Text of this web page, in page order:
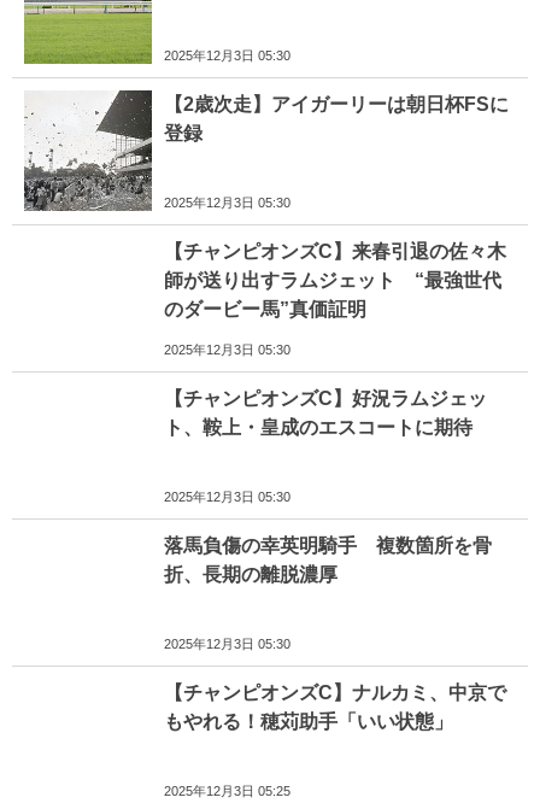
2025年12月3日 05:30
【2歳次走】アイガーリーは朝日杯FSに
登録
2025年12月3日 05:30
【チャンピオンズC】来春引退の佐々木
師が送り出すラムジェット “最強世代
のダービー馬”真価証明
2025年12月3日 05:30
【チャンピオンズC】好況ラムジェッ
ト、鞍上・皇成のエスコートに期待
2025年12月3日 05:30
落馬負傷の幸英明騎手 複数箇所を骨
折、長期の離脱濃厚
2025年12月3日 05:30
【チャンピオンズC】ナルカミ、中京で
もやれる！穂苅助手「いい状態」
2025年12月3日 05:25